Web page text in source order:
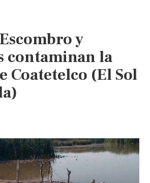
y
contaminan la
Coatetelco (El Sol